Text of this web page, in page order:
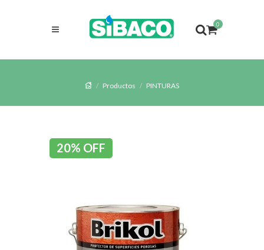
0
Productos PINTURAS
20% OFF